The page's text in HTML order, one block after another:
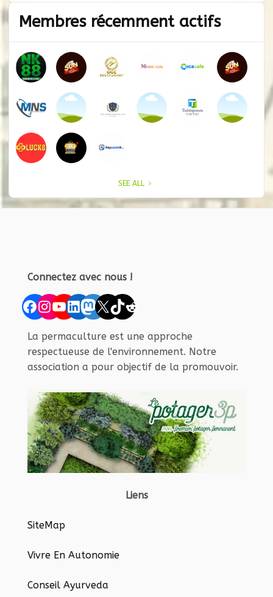
Membres récemment actifs
SEE ALL
Connectez avec nous !
Facebook
Instagram
YouTube
LinkedIn
Mastodon
X TikTok
Reddit
La permaculture est une approche
respectueuse de l'environnement. Notre
association a pour objectif de la promouvoir.
Liens
SiteMap
Vivre En Autonomie
Conseil Ayurveda